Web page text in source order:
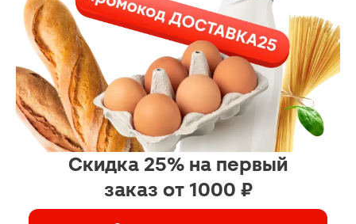
Скидка 25% на первый
заказ от 1000 ₽